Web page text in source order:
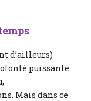
d’ailleurs)
puissante
Mais dans ce